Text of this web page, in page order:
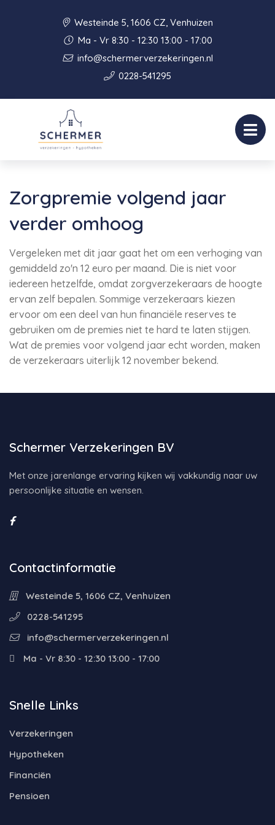
Westeinde 5, 1606 CZ, Venhuizen
Ma - Vr 8:30 - 12:30 13:00 - 17:00
info@schermerverzekeringen.nl
0228-541295
Zorgpremie volgend jaar
verder omhoog
Vergeleken met dit jaar gaat het om een verhoging van
gemiddeld zo'n 12 euro per maand. Die is niet voor
iedereen hetzelfde, omdat zorgverzekeraars de hoogte
ervan zelf bepalen. Sommige verzekeraars kiezen
ervoor om een deel van hun financiële reserves te
gebruiken om de premies niet te hard te laten stijgen.
Wat de premies voor volgend jaar echt worden, maken
de verzekeraars uiterlijk 12 november bekend.
Schermer Verzekeringen BV
Met onze jarenlange ervaring kijken wij vakkundig naar uw
persoonlijke situatie en wensen.
Contactinformatie
Westeinde 5, 1606 CZ, Venhuizen
0228-541295
info@schermerverzekeringen.nl
Ma - Vr 8:30 - 12:30 13:00 - 17:00
Snelle Links
Verzekeringen
Hypotheken
Financiën
Pensioen